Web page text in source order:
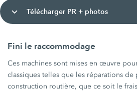
Télécharger PR + photos
Fini le raccommodage
Ces machines sont mises en œuvre
classiques telles que les réparations de
construction routière, que ce soit le